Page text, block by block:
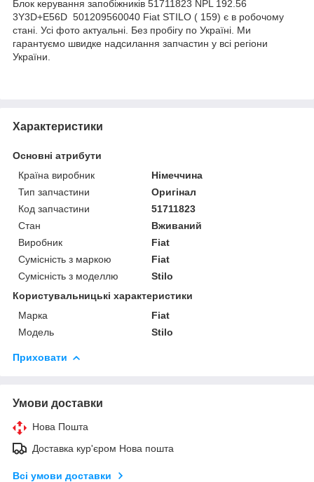
Блок керування запобіжників 51711823 NPL 192.56
3Y3D+E56D 501209560040 Fiat STILO ( 159) є в робочому
стані. Усі фото актуальні. Без пробігу по Україні. Ми
гарантуємо швидке надсилання запчастин у всі регіони
України.
Характеристики
Основні атрибути
Країна виробник
Німеччина
Тип запчастини
Оригінал
Код запчастини
51711823
Стан
Вживаний
Виробник
Fiat
Сумісність з маркою
Fiat
Сумісність з моделлю
Stilo
Користувальницькі характеристики
Марка
Fiat
Модель
Stilo
Приховати
Умови доставки
Нова Пошта
Доставка кур'єром Нова пошта
Всі умови доставки